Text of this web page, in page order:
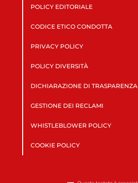
POLICY EDITORIALE
CODICE ETICO CONDOTTA
PRIVACY POLICY
POLICY DIVERSITÀ
DICHIARAZIONE DI TRASPARENZA
GESTIONE DEI RECLAMI
WHISTLEBLOWER POLICY
COOKIE POLICY